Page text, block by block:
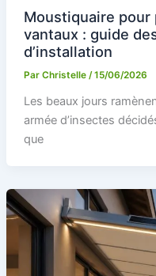
Moustiquaire
vantaux : guide
d’installation
Par Christelle /15/06/2026
Les beaux jours
armée d’insectes
que